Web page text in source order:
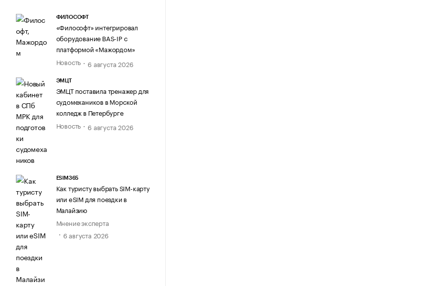
ФИЛОСОФТ
«Философт» интегрировал
оборудование BAS-IP с
платформой «Мажордом»
Новость
6 августа 2026
ЭМЦТ
ЭМЦТ поставила тренажер для
судомехаников в Морской
колледж в Петербурге
Новость
6 августа 2026
ESIM365
Как туристу выбрать SIM-карту
или eSIM для поездки в
Малайзию
Мнение эксперта
6 августа 2026